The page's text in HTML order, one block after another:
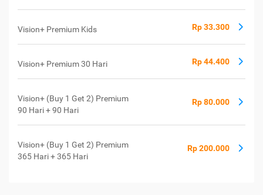
Vision+ Premium Kids Rp 33.300
Vision+ Premium 30 Hari Rp 44.400
Vision+ (Buy 1 Get 2) Premium
90 Hari + 90 Hari
Rp 80.000
Vision+ (Buy 1 Get 2) Premium
365 Hari + 365 Hari
Rp 200.000